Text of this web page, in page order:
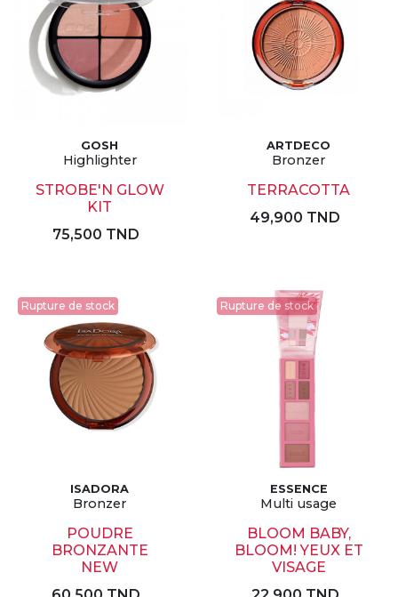
GOSH
Highlighter
STROBE'N GLOW
KIT
75,500 TND
ARTDECO
Bronzer
TERRACOTTA
49,900 TND
Rupture de stock
ISADORA
Bronzer
POUDRE
BRONZANTE
NEW
Rupture de stock
ESSENCE
Multi usage
BLOOM BABY,
BLOOM! YEUX ET
VISAGE